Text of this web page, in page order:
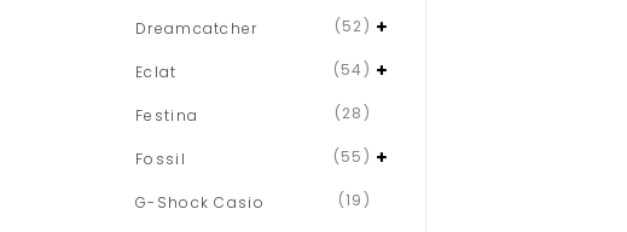
Dreamcatcher (52)
Eclat (54)
Festina (28)
Fossil (55)
G-Shock Casio (19)